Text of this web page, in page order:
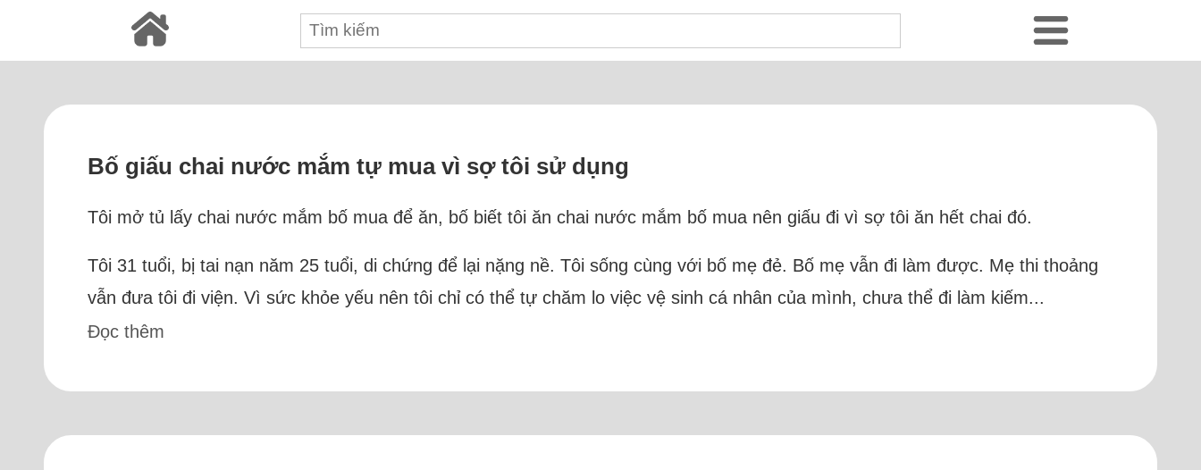
Bố giấu chai nước mắm tự mua vì sợ tôi sử dụng
Tôi mở tủ lấy chai nước mắm bố mua để ăn, bố biết tôi ăn chai nước mắm bố mua nên giấu đi vì sợ tôi ăn hết chai đó.
Tôi 31 tuổi, bị tai nạn năm 25 tuổi, di chứng để lại nặng nề. Tôi sống cùng với bố mẹ đẻ. Bố mẹ vẫn đi làm được. Mẹ thi thoảng
vẫn đưa tôi đi viện. Vì sức khỏe yếu nên tôi chỉ có thể tự chăm lo việc vệ sinh cá nhân của mình, chưa thể đi làm kiếm...
Đọc thêm